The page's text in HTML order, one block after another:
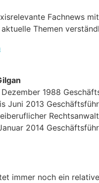
Fachnews
Themen
1988
Juni 2013
Rechtsanwalt
2014
immer noch ein